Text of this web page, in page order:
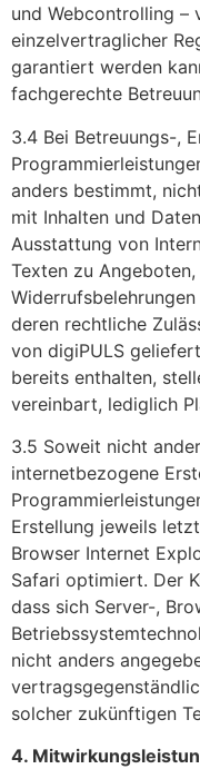
und Webcontrolling –
einzelvertraglicher
garantiert werden
fachgerechte
3.4 Bei Betreuungs-,
anders bestimmt,
mit Inhalten und
Ausstattung von
Texten zu
deren rechtliche
von digiPULS
bereits enthalten,
vereinbart, lediglich
3.5 Soweit nicht
internetbezogene
Erstellung jeweils
Browser Internet
Safari optimiert. Der
dass sich Server-,
nicht anders
solcher zukünftigen
4.